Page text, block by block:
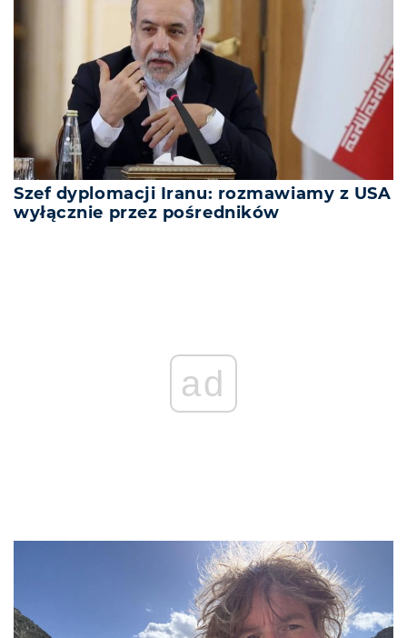
Szef dyplomacji Iranu: rozmawiamy z USA
wyłącznie przez pośredników
ad